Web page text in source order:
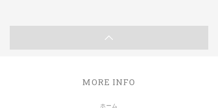
MORE INFO
ホーム